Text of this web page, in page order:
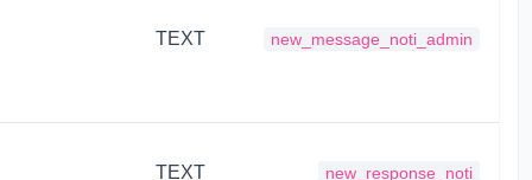
new_message_noti_admin
TEXT
new_response_noti
TEXT